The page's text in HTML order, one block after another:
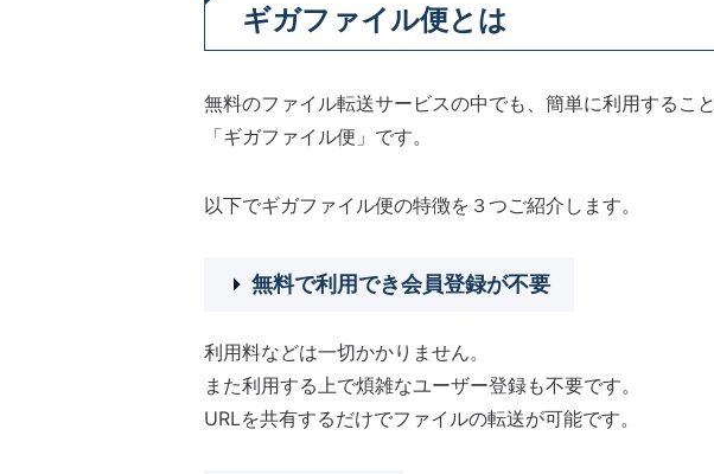
ギガファイル便とは
無料のファイル転送サービスの中でも、簡単に利用するこ
「ギガファイル便」です。
以下でギガファイル便の特徴を３つご紹介します。
無料で利用でき会員登録が不要
利用料などは一切かかりません。
また利用する上で煩雑なユーザー登録も不要です。
URLを共有するだけでファイルの転送が可能です。